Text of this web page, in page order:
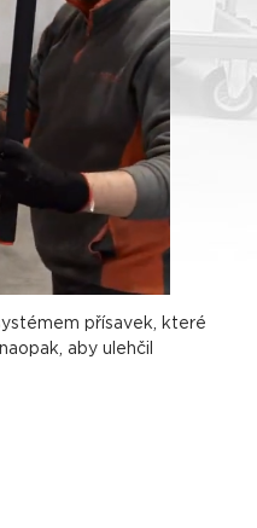
přísavek, které
aby ulehčil